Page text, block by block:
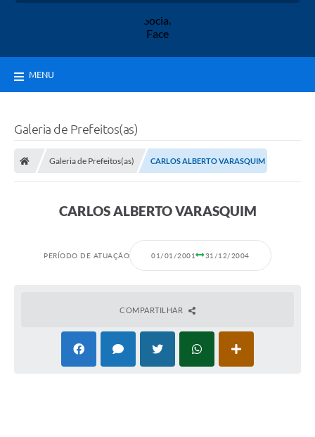
MENU
Galeria de Prefeitos(as)
Galeria de Prefeitos(as) CARLOS ALBERTO VARASQUIM
CARLOS ALBERTO VARASQUIM
PERÍODO DE ATUAÇÃO 01/01/2001 31/12/2004
COMPARTILHAR